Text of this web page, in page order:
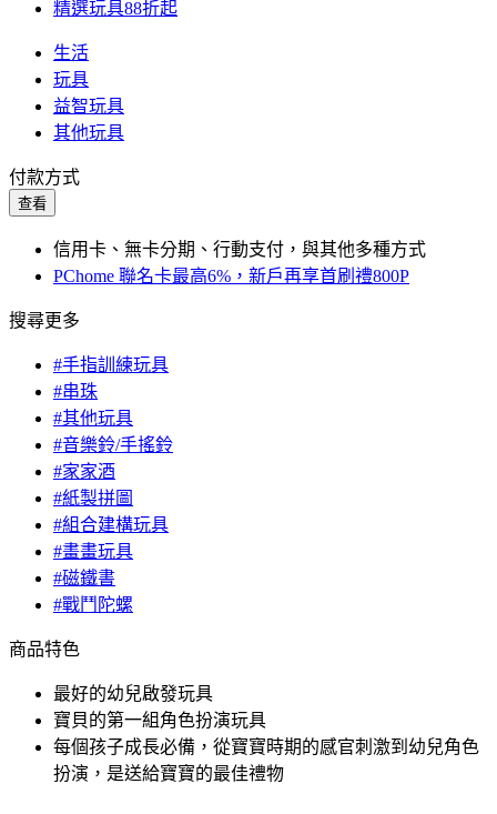
精選玩具88折起
生活
玩具
益智玩具
其他玩具
付款方式
查看
信用卡、無卡分期、行動支付，與其他多種方式
PChome 聯名卡最高6%，新戶再享首刷禮800P
搜尋更多
#手指訓練玩具
#串珠
#其他玩具
#音樂鈴/手搖鈴
#家家酒
#紙製拼圖
#組合建構玩具
#畫畫玩具
#磁鐵書
#戰鬥陀螺
商品特色
最好的幼兒啟發玩具
寶貝的第一組角色扮演玩具
每個孩子成長必備，從寶寶時期的感官刺激到幼兒角色
扮演，是送給寶寶的最佳禮物